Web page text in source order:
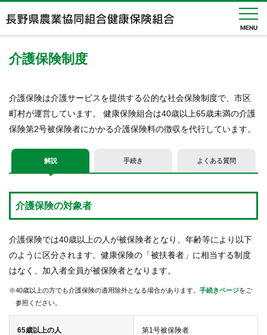
MENU
くみ
健保
付
診・
人間
ドッ
ク
健康
づく
り
各種
介護保険制度
介護保険は介護サービスを提供する公的な社会保険制度で、市区
町村が運営しています。 健康保険組合は40歳以上65歳未満の介護
保険第2号被保険者にかかる介護保険料の徴収を代行しています。
解説 手続き よくある質問
介護保険の対象者
介護保険では40歳以上の人が被保険者となり、年齢等により以下
のように区分されます。健康保険の「被扶養者」に相当する制度
はなく、加入者全員が被保険者となります。
※40歳以上の方でも介護保険の適用除外となる場合があります。 手続きページをご
参照ください。
65歳以上の人 第1号被保険者